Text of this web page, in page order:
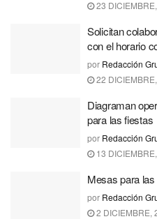
23
Solicitan
con el horario
por Redacción
22
Diagraman
para las fiestas
por Redacción
13
Mesas para
por Redacción
2 DICIEMBRE,